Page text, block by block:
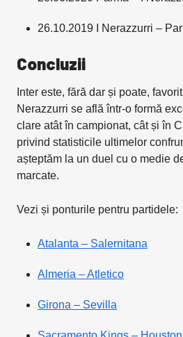
26.10.2019 I Nerazzurri –
Concluzii
Inter este, fără dar și poate,
Nerazzurri se află într-o formă
clare atât în campionat, cât și în
privind statisticile ultimelor
așteptăm la un duel cu o medie
marcate.
Vezi și ponturile pentru partidele:
Atalanta – Salernitana
Almeria – Atletico
Girona – Sevilla